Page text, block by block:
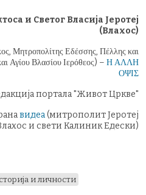
и Светог Власија Јеротеј
(Влахос)
Μητροπολίτης Εδέσσης, Πέλλης και
Αγίου Βλασίου Ιερόθεος) – Η ΑΛΛΗ
ΟΨΙΣ
портала "Живот Цркве"
видеа(митрополит Јеротеј
и свети Калиник Едески)
и личности